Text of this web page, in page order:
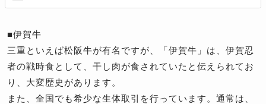
■伊賀牛
三重といえば松阪牛が有名ですが、「伊賀牛」は、伊賀忍
者の戦時食として、干し肉が食されていたと伝えられてお
り、大変歴史があります。
また、全国でも希少な生体取引を行っています。通常は、